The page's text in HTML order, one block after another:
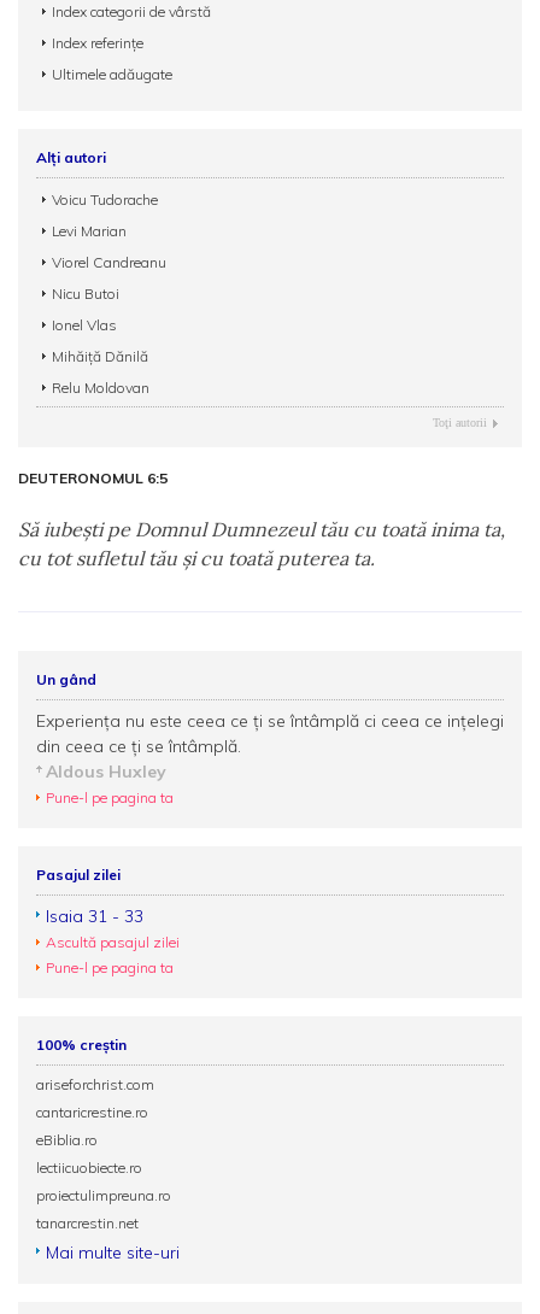
Index categorii de vârstă
Index referințe
Ultimele adăugate
Alți autori
Voicu Tudorache
Levi Marian
Viorel Candreanu
Nicu Butoi
Ionel Vlas
Mihăiță Dănilă
Relu Moldovan
Toţi autorii
DEUTERONOMUL 6:5
Să iubeşti pe Domnul Dumnezeul tău cu toată inima ta,
cu tot sufletul tău şi cu toată puterea ta.
Un gând
Experienţa nu este ceea ce ţi se întâmplă ci ceea ce inţelegi
din ceea ce ţi se întâmplă.
Aldous Huxley
Pune-l pe pagina ta
Pasajul zilei
Isaia 31 - 33
Ascultă pasajul zilei
Pune-l pe pagina ta
100% creștin
ariseforchrist.com
cantaricrestine.ro
eBiblia.ro
lectiicuobiecte.ro
proiectulimpreuna.ro
tanarcrestin.net
Mai multe site-uri